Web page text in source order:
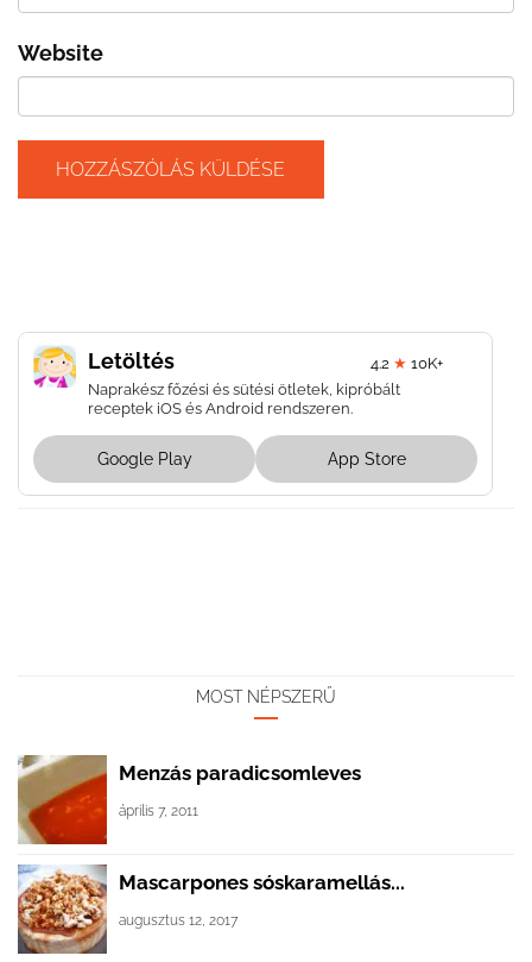
Website
Letöltés 4.2 ★ 10K+
Naprakész főzési és sütési ötletek, kipróbált
receptek iOS és Android rendszeren.
Google Play App Store
MOST NÉPSZERŰ
Menzás paradicsomleves
április 7, 2011
Mascarpones sóskaramellás...
augusztus 12, 2017